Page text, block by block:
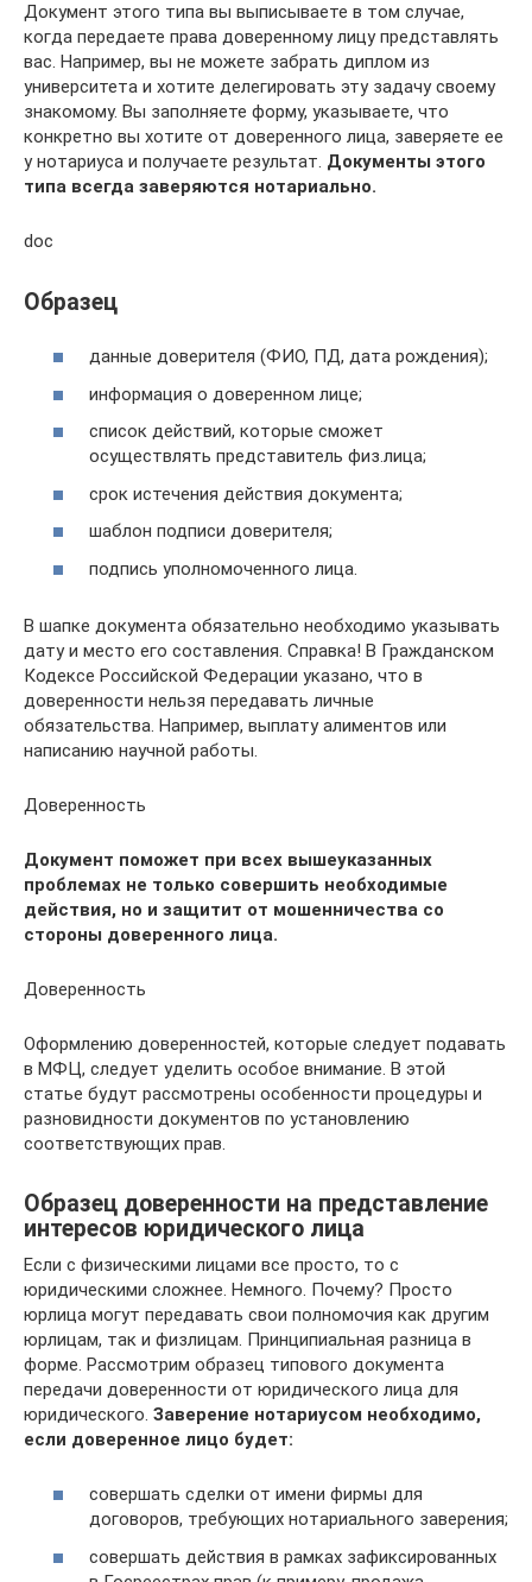
Документ этого типа вы выписываете в том случае,
когда передаете права доверенному лицу представлять
вас. Например, вы не можете забрать диплом из
университета и хотите делегировать эту задачу своему
знакомому. Вы заполняете форму, указываете, что
конкретно вы хотите от доверенного лица, заверяете ее
у нотариуса и получаете результат. Документы этого
типа всегда заверяются нотариально.
doc
Образец
данные доверителя (ФИО, ПД, дата рождения);
информация о доверенном лице;
список действий, которые сможет
осуществлять представитель физ.лица;
срок истечения действия документа;
шаблон подписи доверителя;
подпись уполномоченного лица.
В шапке документа обязательно необходимо указывать
дату и место его составления. Справка! В Гражданском
Кодексе Российской Федерации указано, что в
доверенности нельзя передавать личные
обязательства. Например, выплату алиментов или
написанию научной работы.
Доверенность
Документ поможет при всех вышеуказанных
проблемах не только совершить необходимые
действия, но и защитит от мошенничества со
стороны доверенного лица.
Доверенность
Оформлению доверенностей, которые следует подавать
в МФЦ, следует уделить особое внимание. В этой
статье будут рассмотрены особенности процедуры и
разновидности документов по установлению
соответствующих прав.
Образец доверенности на представление
интересов юридического лица
Если с физическими лицами все просто, то с
юридическими сложнее. Немного. Почему? Просто
юрлица могут передавать свои полномочия как другим
юрлицам, так и физлицам. Принципиальная разница в
форме. Рассмотрим образец типового документа
передачи доверенности от юридического лица для
юридического. Заверение нотариусом необходимо,
если доверенное лицо будет:
совершать сделки от имени фирмы для
договоров, требующих нотариального заверения;
совершать действия в рамках зафиксированных